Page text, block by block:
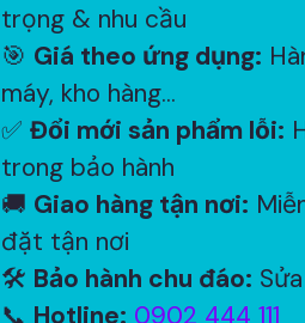
trọng & nhu cầu
🎯 Giá theo ứng dụng:
máy, kho hàng...
✅ Đổi mới sản phẩm lỗi:
trong bảo hành
🚚 Giao hàng tận nơi:
đặt tận nơi
🛠 Bảo hành chu đáo:
📞 Hotline: 0902 444 111